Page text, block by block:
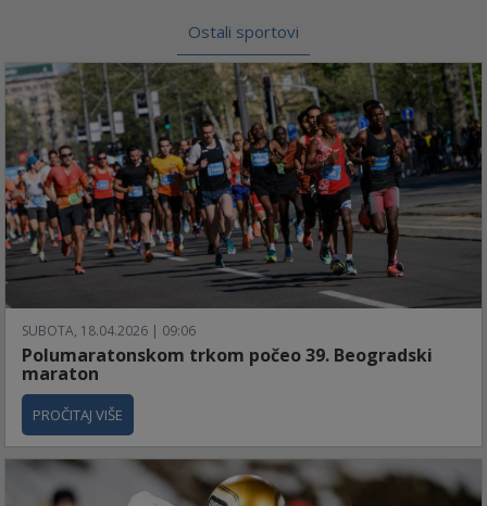
Ostali sportovi
SUBOTA, 18.04.2026 | 09:06
Polumaratonskom trkom počeo 39. Beogradski
maraton
PROČITAJ VIŠE